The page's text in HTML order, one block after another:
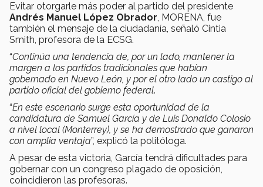
Evitar otorgarle más poder al partido del presidente
Andrés Manuel López Obrador, MORENA, fue
también el mensaje de la ciudadanía, señaló Cintia
Smith, profesora de la ECSG.
“Continúa una tendencia de, por un lado, mantener la
margen a los partidos tradicionales que habían
gobernado en Nuevo León, y por el otro lado un castigo al
partido oficial del gobierno federal.
“En este escenario surge esta oportunidad de la
candidatura de Samuel García y de Luis Donaldo Colosio
a nivel local (Monterrey), y se ha demostrado que ganaron
con amplia ventaja”, explicó la politóloga.
A pesar de esta victoria, García tendrá dificultades para
gobernar con un congreso plagado de oposición,
coincidieron las profesoras.